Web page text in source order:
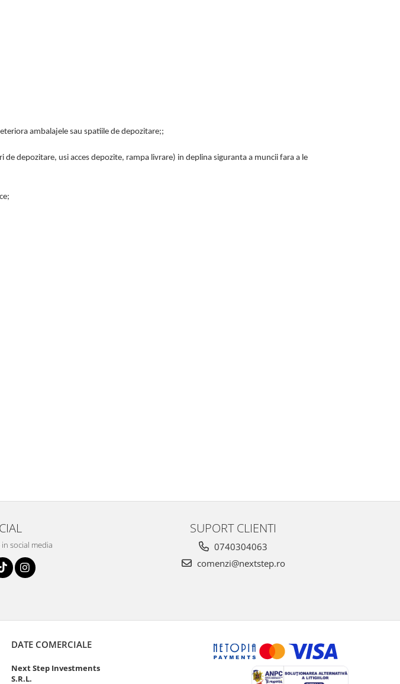
ambalajele sau spatiile de depozitare;;
depozitare, usi acces depozite, rampa livrare) in deplina siguranta a muncii fara a le
social media
SUPORT CLIENTI
0740304063
comenzi@nextstep.ro
DATE COMERCIALE
Next Step Investments
S.R.L.